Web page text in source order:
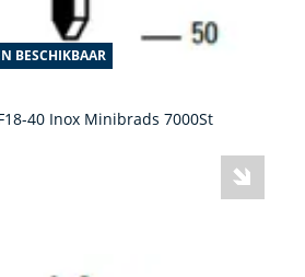
BESCHIKBAAR
40 Inox Minibrads 7000St